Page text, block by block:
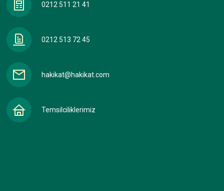
0212 511 21 41
0212 513 72 45
hakikat@hakikat.com
Temsilciliklerimiz